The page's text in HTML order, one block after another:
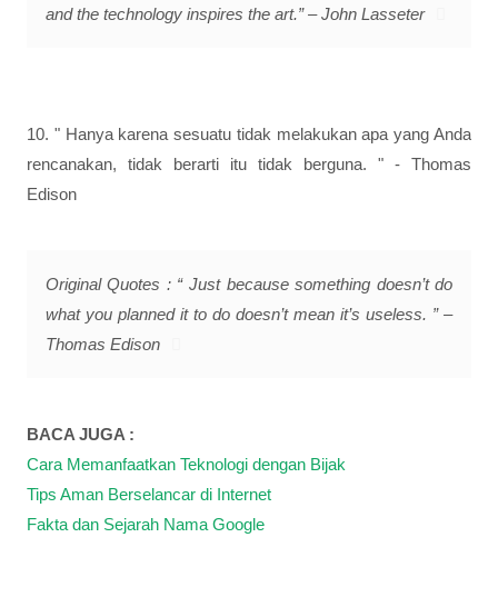
and the technology inspires the art.” – John Lasseter
10. " Hanya karena sesuatu tidak melakukan apa yang Anda
rencanakan, tidak berarti itu tidak berguna. " - Thomas
Edison
Original Quotes : “ Just because something doesn’t do
what you planned it to do doesn’t mean it’s useless. ” –
Thomas Edison
BACA JUGA :
Cara Memanfaatkan Teknologi dengan Bijak
Tips Aman Berselancar di Internet
Fakta dan Sejarah Nama Google